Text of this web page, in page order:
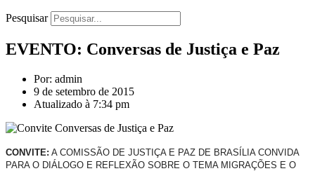
Pesquisar
EVENTO: Conversas de Justiça e Paz
Por: admin
9 de setembro de 2015
Atualizado à 7:34 pm
CONVITE: A COMISSÃO DE JUSTIÇA E PAZ DE BRASÍLIA CONVIDA
PARA O DIÁLOGO E REFLEXÃO SOBRE O TEMA MIGRAÇÕES E O